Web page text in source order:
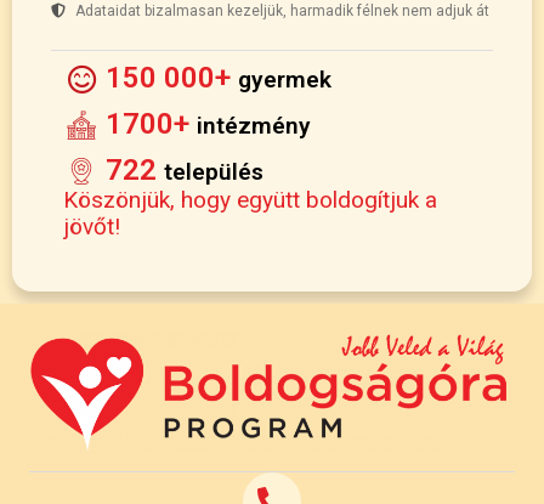
Adataidat bizalmasan kezeljük, harmadik félnek nem adjuk át
150 000+ gyermek
1700+ intézmény
722 település
Köszönjük, hogy együtt boldogítjuk a
jövőt!